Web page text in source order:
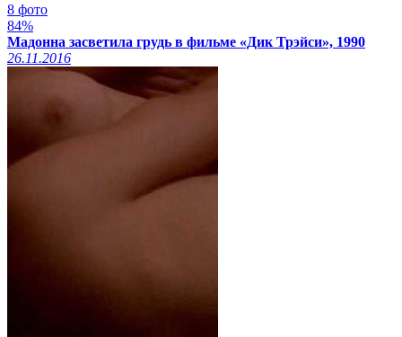
8 фото
84%
Мадонна засветила грудь в фильме «Дик Трэйси», 1990
26.11.2016